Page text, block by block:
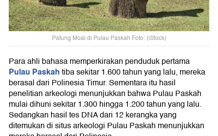
Patung Moai di Pulau Paskah Foto: (iStock)
Para ahli bahasa memperkirakan penduduk pertama
Pulau Paskahtiba sekitar 1.600 tahun yang lalu, mereka
berasal dari Polinesia Timur. Sementara itu hasil
penelitian arkeologi menunjukkan bahwa Pulau Paskah
mulai dihuni sekitar 1.300 hingga 1.200 tahun yang lalu.
Sedangkan hasil tes DNA dari 12 kerangka yang
ditemukan di situs arkeologi Pulau Paskah menunjukkan